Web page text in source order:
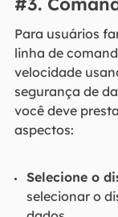
Para usuários
linha de
velocidade
segurança de
você deve
aspectos:
Selecione o
selecionar o